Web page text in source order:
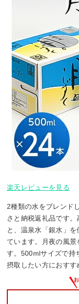
楽天レビューを見る
2種類の水をブレンド
さと納税返礼品です。
と、温泉水「銀水」
ています。月夜の風
す。500mlサイズで持
摂取したい方におすす